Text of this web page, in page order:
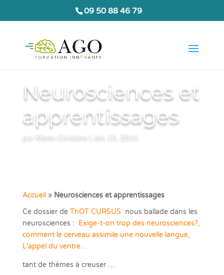
09 50 88 46 79
Neurosciences et
apprentissages
par Marie-Christine Jan 15, 2014
Accueil» Neurosciences et apprentissages
Ce dossier de ThOT CURSUS nous ballade dans les
neurosciences : Exige-t-on trop des neurosciences?,
comment le cerveau assimile une nouvelle langue,
L’appel du ventre…
tant de thèmes à creuser …